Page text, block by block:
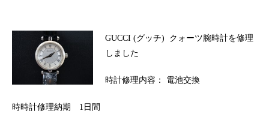
GUCCI (グッチ) クォーツ腕時計を修理
しました
時計修理内容： 電池交換
時時計修理納期 1日間